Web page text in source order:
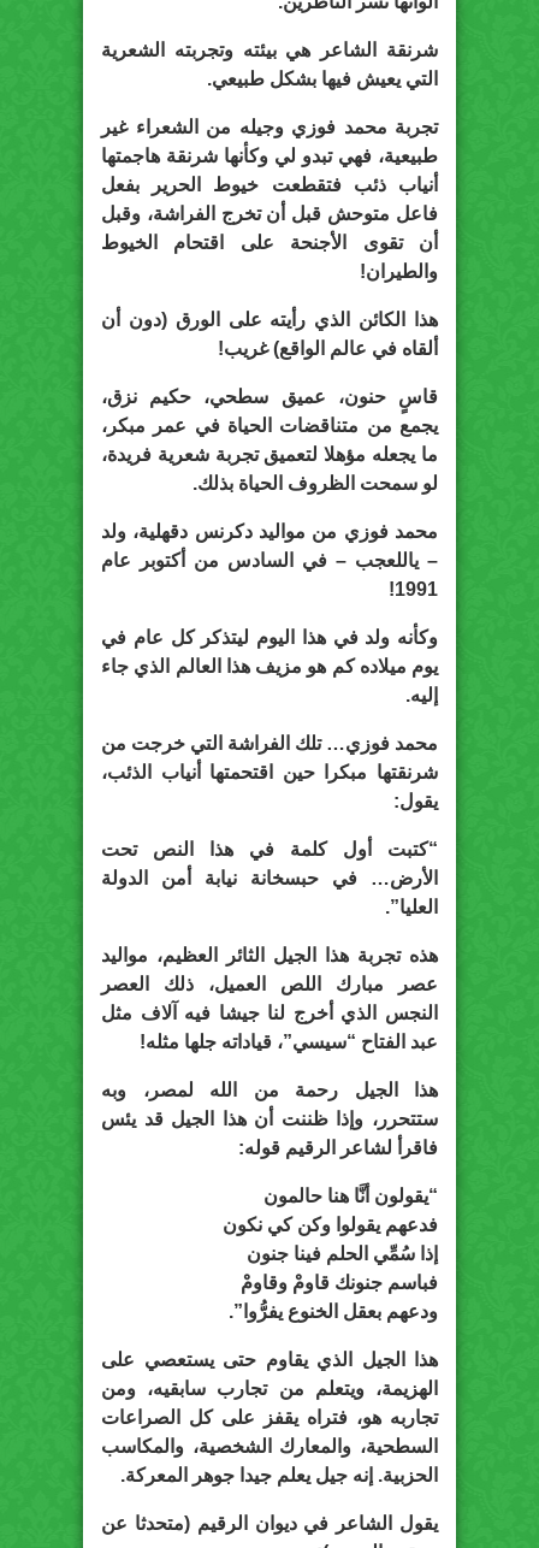
شرنقة الشاعر هي بيئته وتجربته الشعرية
التي يعيش فيها بشكل طبيعي.
تجربة محمد فوزي وجيله من الشعراء غير
طبيعية، فهي تبدو لي وكأنها شرنقة هاجمتها
أنياب ذئب فتقطعت خيوط الحرير بفعل
فاعل متوحش قبل أن تخرج الفراشة، وقبل
أن تقوى الأجنحة على اقتحام الخيوط
والطيران!
هذا الكائن الذي رأيته على الورق (دون أن
ألقاه في عالم الواقع) غريب!
قاسٍ حنون، عميق سطحي، حكيم نزق،
يجمع من متناقضات الحياة في عمر مبكر،
ما يجعله مؤهلا لتعميق تجربة شعرية فريدة،
لو سمحت الظروف الحياة بذلك.
محمد فوزي من مواليد دكرنس دقهلية، ولد
– ياللعجب – في السادس من أكتوبر عام
1991!
وكأنه ولد في هذا اليوم ليتذكر كل عام في
يوم ميلاده كم هو مزيف هذا العالم الذي جاء
إليه.
محمد فوزي… تلك الفراشة التي خرجت من
شرنقتها مبكرا حين اقتحمتها أنياب الذئب،
يقول:
“كتبت أول كلمة في هذا النص تحت
الأرض… في حبسخانة نيابة أمن الدولة
العليا”.
هذه تجربة هذا الجيل الثائر العظيم، مواليد
عصر مبارك اللص العميل، ذلك العصر
النجس الذي أخرج لنا جيشا فيه آلاف مثل
عبد الفتاح “سيسي”، قياداته جلها مثله!
هذا الجيل رحمة من الله لمصر، وبه
ستتحرر، وإذا ظننت أن هذا الجيل قد يئس
فاقرأ لشاعر الرقيم قوله:
“يقولون أنَّا هنا حالمون
فدعهم يقولوا وكن كي نكون
إذا سُمِّي الحلم فينا جنون
فباسم جنونك قاومْ وقاومْ
ودعهم بعقل الخنوع يفرُّوا”.
هذا الجيل الذي يقاوم حتى يستعصي على
الهزيمة، ويتعلم من تجارب سابقيه، ومن
تجاربه هو، فتراه يقفز على كل الصراعات
السطحية، والمعارك الشخصية، والمكاسب
الحزبية. إنه جيل يعلم جيدا جوهر المعركة.
يقول الشاعر في ديوان الرقيم (متحدثا عن